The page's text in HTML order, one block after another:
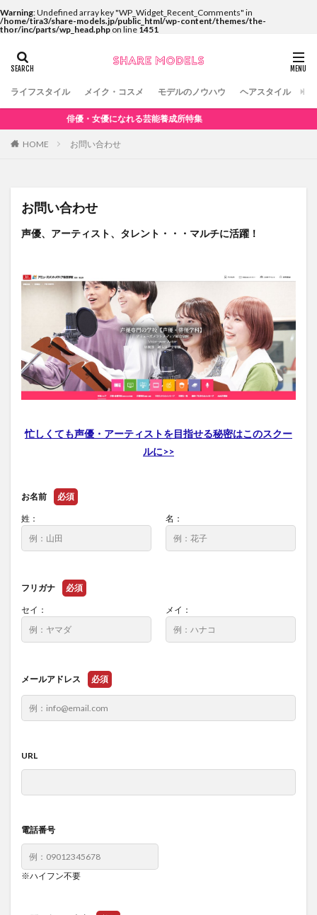
Warning: Undefined array key "WP_Widget_Recent_Comments" in
/home/tira3/share-models.jp/public_html/wp-content/themes/the-
thor/inc/parts/wp_head.php on line 1451
ライフスタイル メイク・コスメ モデルのノウハウ ヘアスタイル
俳優・女優になれる芸能養成所特集
HOME お問い合わせ
お問い合わせ
声優、アーティスト、タレント・・・マルチに活躍！
忙しくても声優・アーティストを目指せる秘密はこのスクー
ルに>>
お名前 必須
姓： 名：
フリガナ 必須
セイ： メイ：
メールアドレス 必須
URL
電話番号
※ハイフン不要